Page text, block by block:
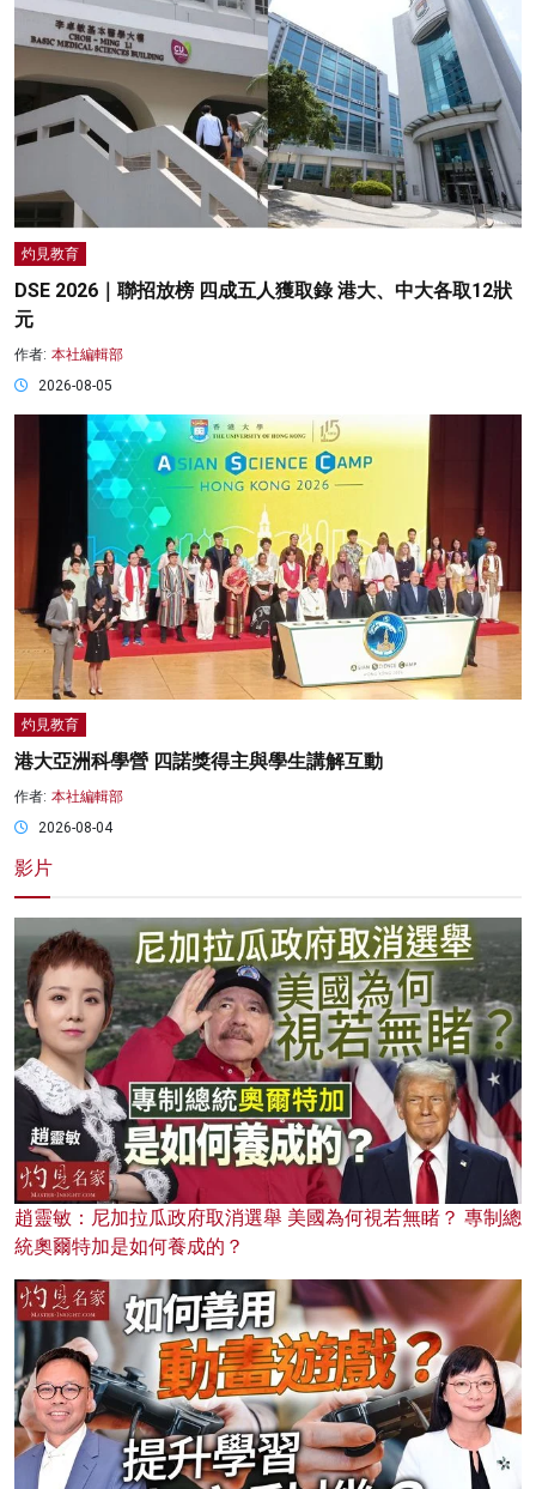
灼見教育
DSE 2026｜聯招放榜 四成五人獲取錄 港大、中大各取12狀
元
作者: 本社編輯部
2026-08-05
灼見教育
港大亞洲科學營 四諾獎得主與學生講解互動
作者: 本社編輯部
2026-08-04
影片
趙靈敏：尼加拉瓜政府取消選舉 美國為何視若無睹？ 專制總
統奧爾特加是如何養成的？